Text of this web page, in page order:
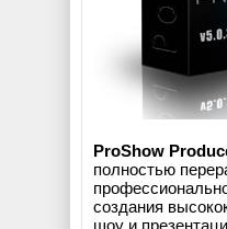
ProShow
полностью
создания
шоу и